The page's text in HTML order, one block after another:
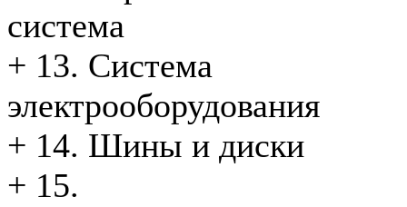
система
+ 13. Система
электрооборудования
+ 14. Шины и диски
+ 15.